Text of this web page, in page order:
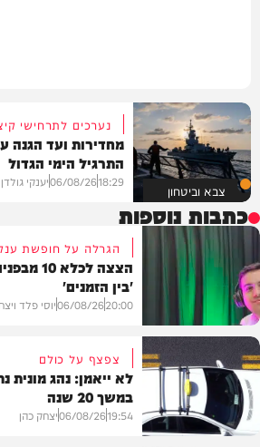
צבא וביטחון
נערכים לתרחישי
מחדירות ועד הגנה
התרגיל הימי הגדול
18:29
06/08/26יענקי גולדן
כתבות נוספות
VOD
הגרלה על חופשת
הצצה
'בין הזמנים'
20:00
06/08/26יוסי פלד
צפצף על כולם
לא ייאמן: נהג מונית
במשך 20 שנה
19:54
06/08/26יצחק כהן